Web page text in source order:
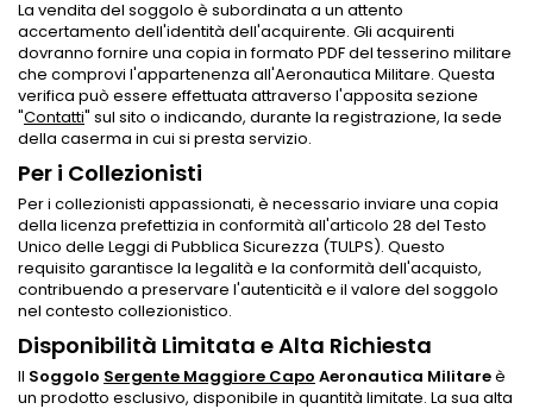
La vendita del soggolo è subordinata a un attento
accertamento dell'identità dell'acquirente. Gli acquirenti
dovranno fornire una copia in formato PDF del tesserino militare
che comprovi l'appartenenza all'Aeronautica Militare. Questa
verifica può essere effettuata attraverso l'apposita sezione
"Contatti" sul sito o indicando, durante la registrazione, la sede
della caserma in cui si presta servizio.
Per i Collezionisti
Per i collezionisti appassionati, è necessario inviare una copia
della licenza prefettizia in conformità all'articolo 28 del Testo
Unico delle Leggi di Pubblica Sicurezza (TULPS). Questo
requisito garantisce la legalità e la conformità dell'acquisto,
contribuendo a preservare l'autenticità e il valore del soggolo
nel contesto collezionistico.
Disponibilità Limitata e Alta Richiesta
Il Soggolo Sergente Maggiore Capo Aeronautica Militareè
un prodotto esclusivo, disponibile in quantità limitate. La sua alta